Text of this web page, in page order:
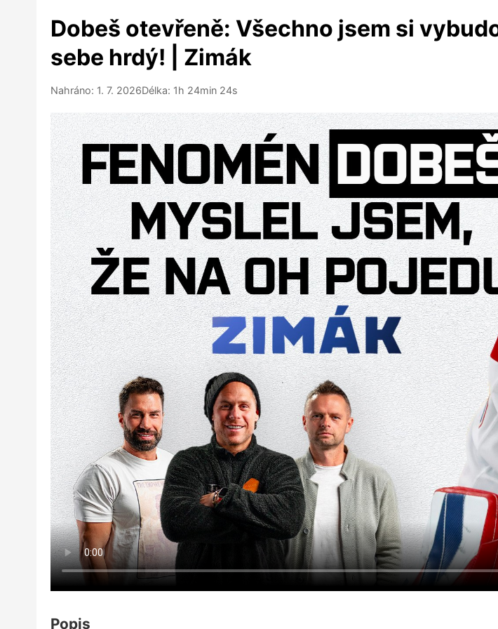
Dobeš otevřeně: Všechno jsem si
sebe hrdý! | Zimák
Nahráno: 1. 7. 2026Délka: 1h 24min 24s
Popis